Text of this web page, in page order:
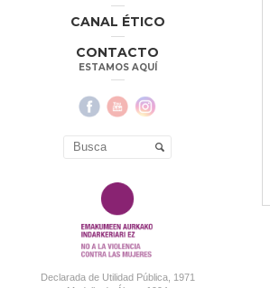
CANAL ÉTICO
CONTACTO
ESTAMOS AQUÍ
Declarada de Utilidad Pública, 1971